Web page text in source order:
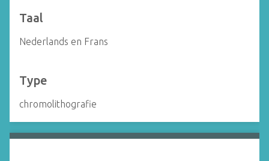
Taal
Nederlands en Frans
Type
chromolithografie